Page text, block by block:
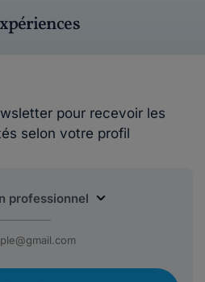
pour recevoir les
selon votre profil